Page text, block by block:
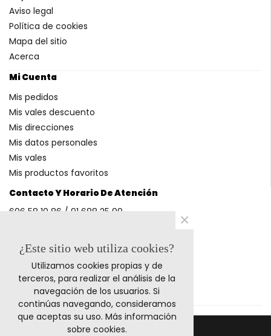
Contacto Y Horario De Atención
606 58 10 86 / 91 688 25 99
Métodos De Pago
Aviso legal
Política de cookies
Mapa del sitio
Acerca
Mi Cuenta
Mis pedidos
Mis vales descuento
Mis direcciones
Mis datos personales
Mis vales
Mis productos favoritos
¿Este sitio web utiliza cookies?
Utilizamos cookies propias y de
terceros, para realizar el análisis de la
navegación de los usuarios. Si
continúas navegando, consideramos
que aceptas su uso. Más información
sobre cookies.
×